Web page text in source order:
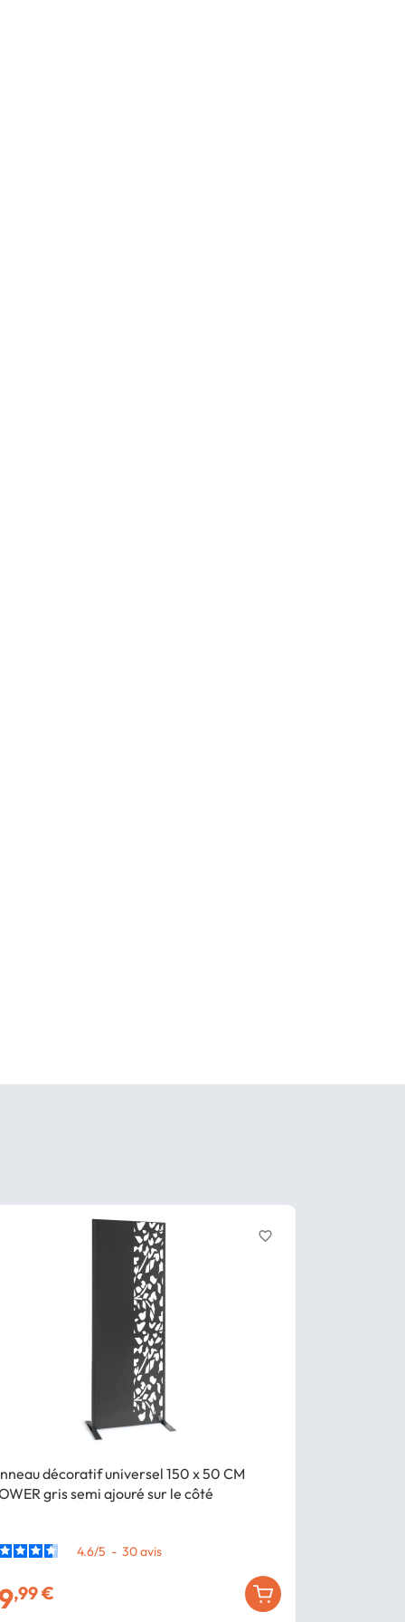
décoratif universel 150 x 50 CM
gris semi ajouré sur le côté
4.6/5 - 30avis
,99 €
favorite_border